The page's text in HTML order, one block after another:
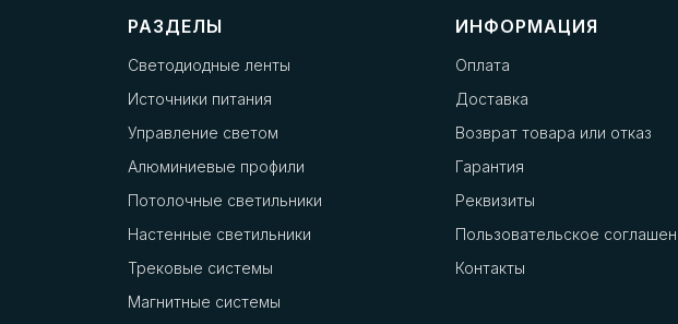
РАЗДЕЛЫ
Светодиодные ленты
Источники питания
Управление светом
Алюминиевые профили
Потолочные светильники
Настенные светильники
Трековые системы
Магнитные системы
ИНФОРМАЦИЯ
Оплата
Доставка
Возврат товара или отказ
Гарантия
Реквизиты
Пользовательское
Контакты